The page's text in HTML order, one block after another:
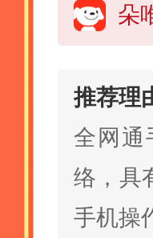
推荐理
全网通
络，具
手机操